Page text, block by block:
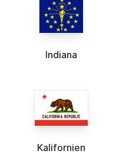
Indiana
Kalifornien